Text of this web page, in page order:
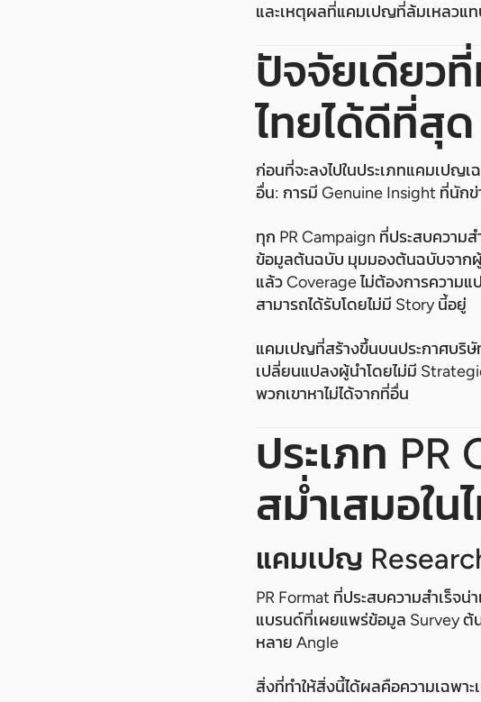
และเหตุผลที่แคมเปญที่ล้มเหลวแ
ปัจจัยเดียวที่
ไทยได้ดีที่สุด
ก่อนที่จะลงไปในประเภทแคมเปญเ
อื่น: การมี Genuine Insight ที่นักข่
ทุก PR Campaign ที่ประสบความ
ข้อมูลต้นฉบับ มุมมองต้นฉบับจาก
แล้ว Coverage ไม่ต้องการความ
สามารถได้รับโดยไม่มี Story นี้อยู่
แคมเปญที่สร้างขึ้นบนประกาศบริษั
เปลี่ยนแปลงผู้นำโดยไม่มี
พวกเขาหาไม่ได้จากที่อื่น
ประเภท PR
สม่ำเสมอใน
แคมเปญ
PR Format ที่ประสบความสำเร็จ
แบรนด์ที่เผยแพร่ข้อมูล Survey ต้
หลาย Angle
สิ่งที่ทำให้สิ่งนี้ได้ผลคือความเฉพา